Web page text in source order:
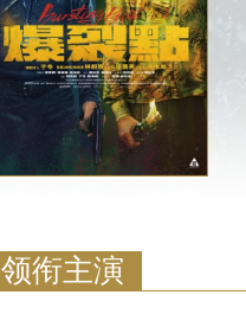
领衔主演